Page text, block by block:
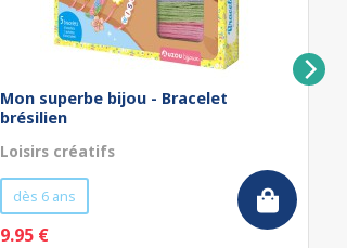
Mon superbe bijou - Bracelet
brésilien
Loisirs créatifs
dès 6 ans
9.95 €